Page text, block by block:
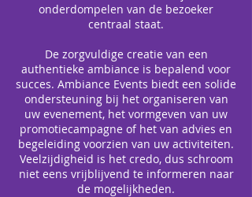
onderdompelen van de bezoeker
centraal staat.
De zorgvuldige creatie van een
authentieke ambiance is bepalend voor
succes. Ambiance Events biedt een solide
ondersteuning bij het organiseren van
uw evenement, het vormgeven van uw
promotiecampagne of het van advies en
begeleiding voorzien van uw activiteiten.
Veelzijdigheid is het credo, dus schroom
niet eens vrijblijvend te informeren naar
de mogelijkheden.